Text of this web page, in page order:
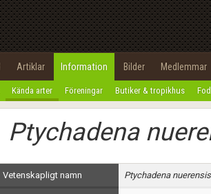
Artiklar Information Bilder Medlemmar
Kända arter Föreningar Butiker & tropikhus
Ptychadena
Vetenskapligt namn Ptychadena nuerensis
OK
integritetspolicy
Namn:
Epost:
Användarnamn:
Lösenord:
Terms of Service
Begär nytt lösenord